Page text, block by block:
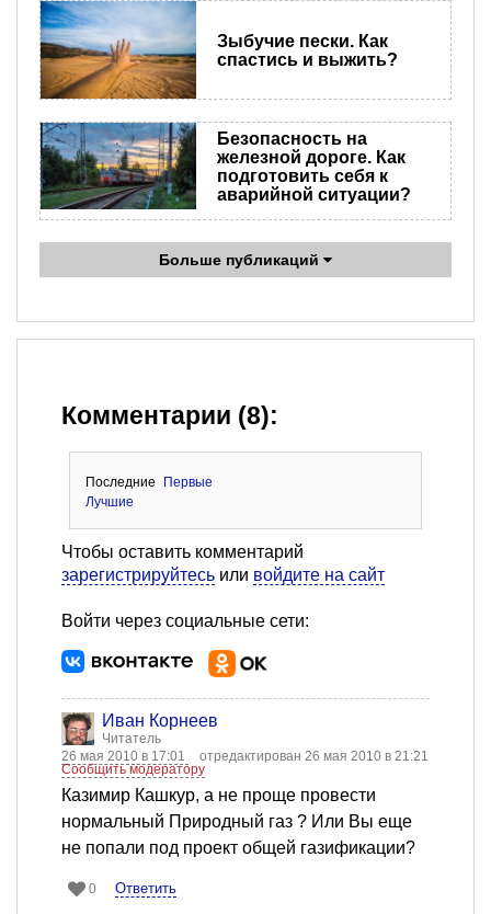
Зыбучие пески. Как
спастись и выжить?
Безопасность на
железной дороге. Как
подготовить себя к
аварийной ситуации?
Больше публикаций
Комментарии (8):
Последние
Первые
Лучшие
Чтобы оставить комментарий
зарегистрируйтесь или войдите на сайт
Войти через социальные сети:
Иван Корнеев
Читатель
26 мая 2010 в 17:01
отредактирован 26 мая 2010 в 21:21
Сообщить модератору
Казимир Кашкур, а не проще провести
нормальный Природный газ ? Или Вы еще
не попали под проект общей газификации?
0 Ответить